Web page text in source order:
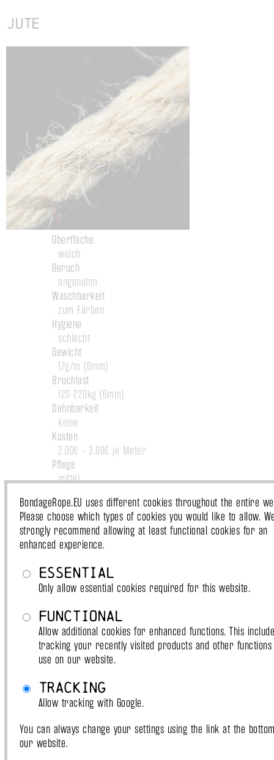
Jute
Oberfläche
weich
Geruch
angenehm
Waschbarkeit
zum Färben
Hygiene
schlecht
Gewicht
17g/m (6mm)
Bruchlast
120-220kg (6mm)
Dehnbarkeit
keine
Kosten
2,00€ - 3,00€ je Meter
Pflege
mittel
Hempex / Polyhanf
Oberfläche
BondageRope.EU uses different cookies throughout the entire
Please choose which types of cookies you would like to allow.
strongly recommend allowing at least functional cookies for an
enhanced experience.
Essential
Only allow essential cookies required for this website.
Functional
Allow additional cookies for enhanced functions. This
tracking your recently visited products and other functions
use on our website.
Tracking
Allow tracking with Google.
You can always change your settings using the link at the
our website.